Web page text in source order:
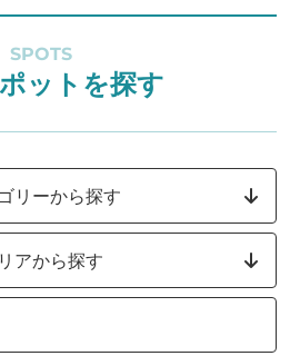
SPOTS
ットを探す
リーから探す
アから探す